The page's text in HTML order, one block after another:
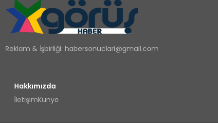
Reklam & İşbirliği:habersonuclari@gmail.com
Hakkımızda
İletişimKünye